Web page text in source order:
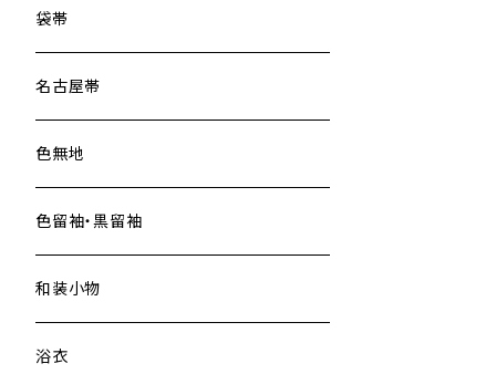
大島紬
袋帯
名古屋帯
色無地
色留袖・黒留袖
和装小物
浴衣